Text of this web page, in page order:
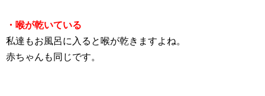
・喉が乾いている
私達もお風呂に入ると喉が乾きますよね。
赤ちゃんも同じです。